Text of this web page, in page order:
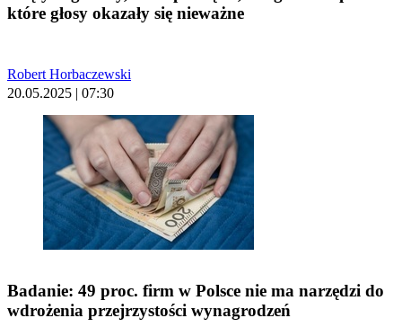
które głosy okazały się nieważne
Robert Horbaczewski
20.05.2025 | 07:30
Badanie: 49 proc. firm w Polsce nie ma narzędzi do
wdrożenia przejrzystości wynagrodzeń